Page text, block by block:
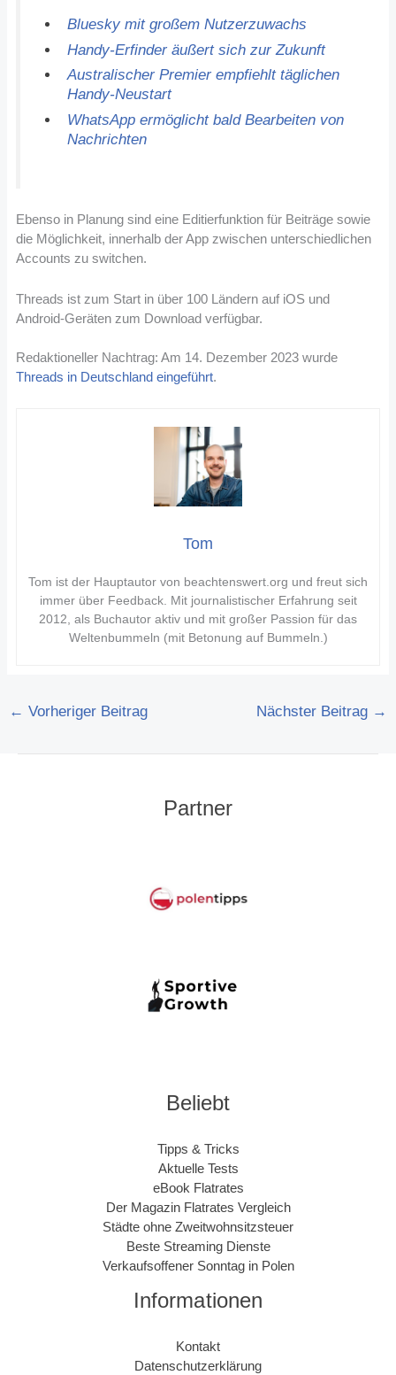
Bluesky mit großem Nutzerzuwachs
Handy-Erfinder äußert sich zur Zukunft
Australischer Premier empfiehlt täglichen
Handy-Neustart
WhatsApp ermöglicht bald Bearbeiten von
Nachrichten
Ebenso in Planung sind eine Editierfunktion für Beiträge sowie
die Möglichkeit, innerhalb der App zwischen unterschiedlichen
Accounts zu switchen.
Threads ist zum Start in über 100 Ländern auf iOS und
Android-Geräten zum Download verfügbar.
Redaktioneller Nachtrag: Am 14. Dezember 2023 wurde
Threads in Deutschland eingeführt.
Tom
Tom ist der Hauptautor von beachtenswert.org und freut sich
immer über Feedback. Mit journalistischer Erfahrung seit
2012, als Buchautor aktiv und mit großer Passion für das
Weltenbummeln (mit Betonung auf Bummeln.)
← Vorheriger Beitrag Nächster Beitrag →
Partner
Beliebt
Tipps & Tricks
Aktuelle Tests
eBook Flatrates
Der Magazin Flatrates Vergleich
Städte ohne Zweitwohnsitzsteuer
Beste Streaming Dienste
Verkaufsoffener Sonntag in Polen
Informationen
Kontakt
Datenschutzerklärung